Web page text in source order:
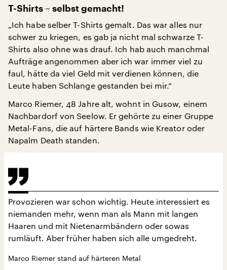
T-Shirts – selbst gemacht!
„Ich habe selber T-Shirts gemalt. Das war alles nur
schwer zu kriegen, es gab ja nicht mal schwarze T-
Shirts also ohne was drauf. Ich hab auch manchmal
Aufträge angenommen aber ich war immer viel zu
faul, hätte da viel Geld mit verdienen können, die
Leute haben Schlange gestanden bei mir.“
Marco Riemer, 48 Jahre alt, wohnt in Gusow, einem
Nachbardorf von Seelow. Er gehörte zu einer Gruppe
Metal-Fans, die auf härtere Bands wie Kreator oder
Napalm Death standen.
Provozieren war schon wichtig. Heute interessiert es
niemanden mehr, wenn man als Mann mit langen
Haaren und mit Nietenarmbändern oder sowas
rumläuft. Aber früher haben sich alle umgedreht.
Marco Riemer stand auf härteren Metal